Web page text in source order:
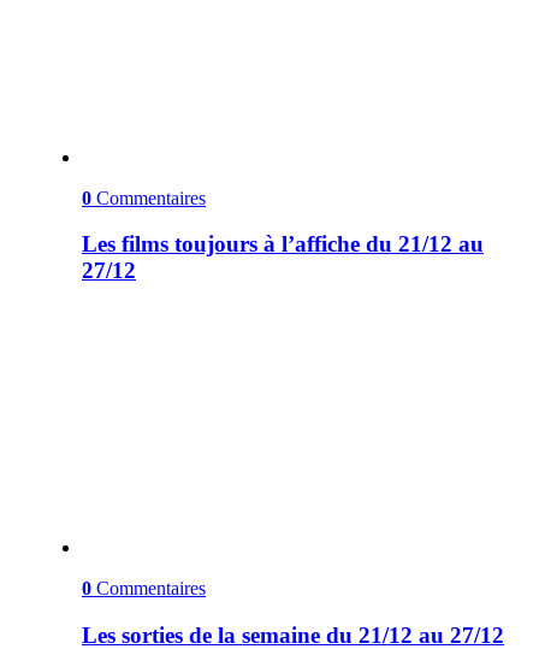
0 Commentaires
Les films toujours à l’affiche du 21/12 au
27/12
0 Commentaires
Les sorties de la semaine du 21/12 au 27/12